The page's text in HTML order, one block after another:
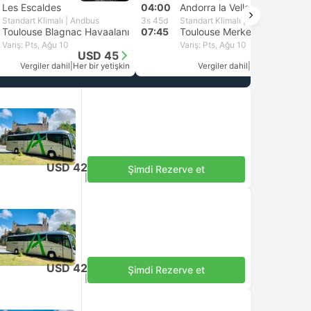
Les Escaldes
Standart Klimalı | Andbus
Toulouse Blagnac Havaalanı
Varış: Pts, Ağu 10
USD 45
Vergiler dahil Her bir yetişkin
04:00 Andorra la Vella
3s 45d Standart Klimalı | Andbus
07:45 Toulouse Merkez
Varış: Pts, Ağu 10
Vergiler dahil
USD 42
Vergiler dahil
Her bir yetişkin
Şimdi Rezerve et
USD 42
Vergiler dahil
Her bir yetişkin
Şimdi Rezerve et